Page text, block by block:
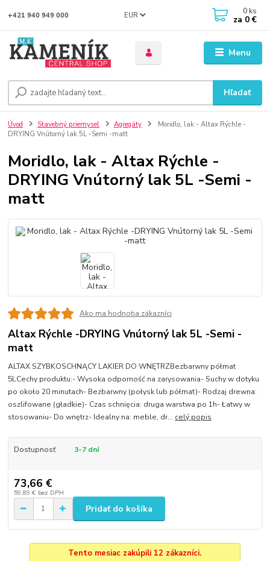
Menu
EUR
Hľadať
+421 940 949 000 0 ks
za 0 €
Úvod Stavebný priemysel Agregáty
Moridlo, lak - Altax Rýchle -
DRYING Vnútorný lak 5L -Semi -matt
Moridlo, lak - Altax Rýchle -
DRYING Vnútorný lak 5L -Semi -
matt
Ako ma hodnotia zákazníci
Altax Rýchle -DRYING Vnútorný lak 5L -Semi -
matt
ALTAX SZYBKOSCHNĄCY LAKIER DO WNĘTRZBezbarwny półmat
5LCechy produktu:- Wysoka odporność na zarysowania- Suchy w dotyku
po około 20 minutach- Bezbarwny (połysk lub półmat)- Rodzaj drewna:
oszlifowane (gładkie)- Czas schnięcia: druga warstwa po 1h- Łatwy w
stosowaniu- Do wnętrz- Idealny na: meble, dr... celý popis
Dostupnosť 3-7 dní
73,66 €
59,89 € bez DPH
Pridať do košíka
Tento mesiac zakúpili 12 zákazníci.